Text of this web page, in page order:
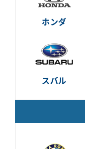
ホンダ
スバル